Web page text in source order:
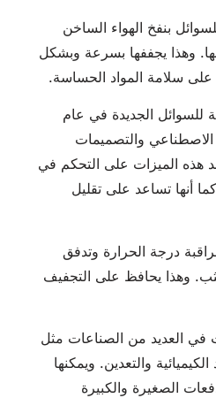
بنفخ الهواء الساخن
وهذا يجففها بسرعة وبشكل
سلامة المواد الحساسة.
للسوائل الجديدة في عام
الاصطناعي والتصميمات
هذه الميزات على التحكم في
أنها تساعد على تقليل
درجة الحرارة وتدفق
وهذا يحافظ على التجفيف
في العديد من الصناعات مثل
الكيميائية والتعدين. ويمكنها
الصغيرة والكبيرة